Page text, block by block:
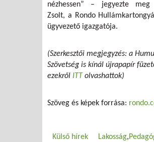
nézhessen” – jegyezte meg
Zsolt, a Rondo
ügyvezető igazgatója.
(Szerkesztői megjegyzés: a
Szövetség is kínál újrapapír
ezekről ITT olvashattok)
Szöveg és képek forrása:
Külső hírek Lakosság